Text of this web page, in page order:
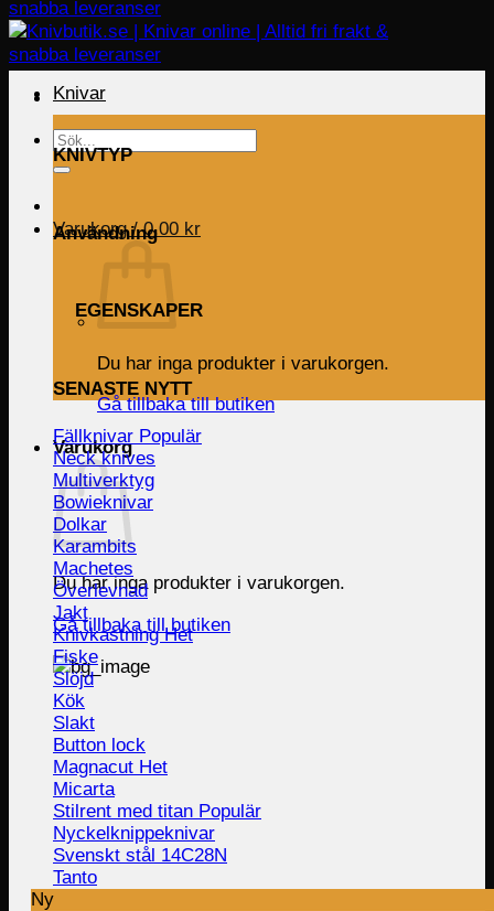
Sök
efter:
Varukorg /0.00 kr
Du har inga produkter i varukorgen.
Gå tillbaka till butiken
Varukorg
Du har inga produkter i varukorgen.
Gå tillbaka till butiken
Knivar
KNIVTYP
Användning
EGENSKAPER
SENASTE NYTT
Fällknivar
Neck knives
Multiverktyg
Bowieknivar
Dolkar
Karambits
Machetes
Överlevnad
Jakt
Knivkastning
Fiske
Slöjd
Kök
Slakt
Button lock
Magnacut
Micarta
Stilrent med titan
Nyckelknippeknivar
Svenskt stål 14C28N
Tanto
Ny